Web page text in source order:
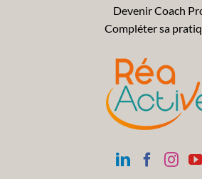
Devenir Coach
Compléter sa